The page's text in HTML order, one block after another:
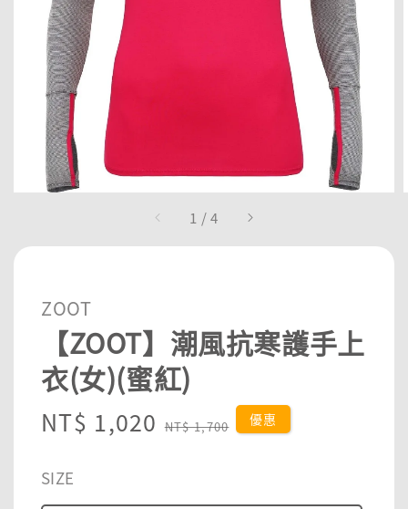
1 /4
ZOOT
【ZOOT】潮風抗寒護手上
衣(女)(蜜紅)
Sale
NT$ 1,020 Regular
NT$ 1,700 優惠
SIZE